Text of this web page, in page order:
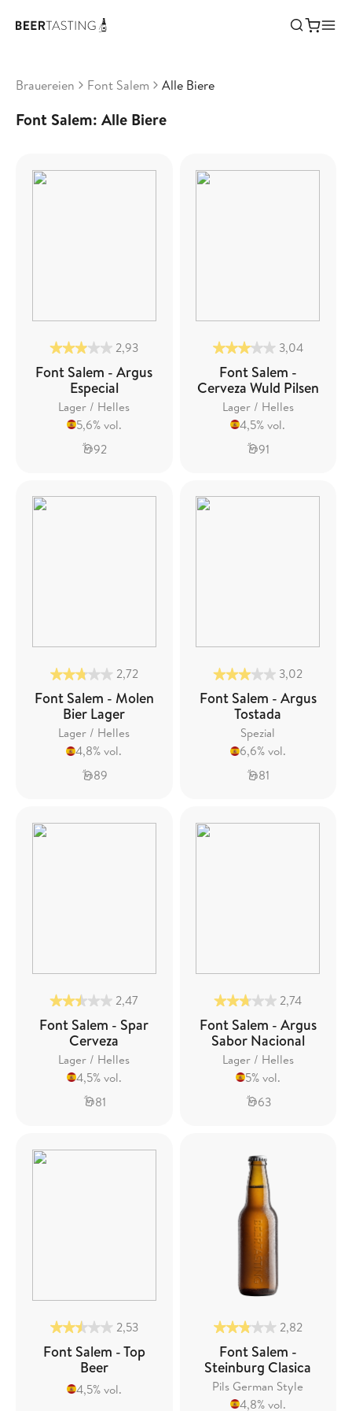
Brauereien Font Salem Alle Biere
Font Salem: Alle Biere
2,93
Font Salem - Argus
Especial
Lager / Helles
5,6% vol.
92
3,04
Font Salem -
Cerveza Wuld Pilsen
Lager / Helles
4,5% vol.
91
2,72
Font Salem - Molen
Bier Lager
Lager / Helles
4,8% vol.
89
3,02
Font Salem - Argus
Tostada
Spezial
6,6% vol.
81
2,47
Font Salem - Spar
Cerveza
Lager / Helles
4,5% vol.
81
2,74
Font Salem - Argus
Sabor Nacional
Lager / Helles
5% vol.
63
2,53
Font Salem - Top
Beer
4,5% vol.
2,82
Font Salem -
Steinburg Clasica
Pils German Style
4,8% vol.